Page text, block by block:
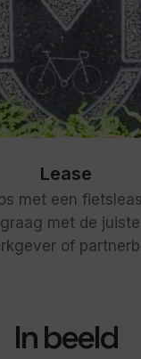
Lease
met een
met de
of
In beeld